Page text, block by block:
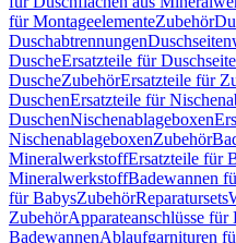
für MontageelementeZubehör
Duschabtrennungen
DuscheErsatzteile für
DuscheZubehörErsatzteile für
DuschenErsatzteile für
DuschenNischenablageboxen
NischenablageboxenZubehör
MineralwerkstoffErsatzteile für
MineralwerkstoffBadewannen
für BabysZubehörReparatursets
ZubehörApparateanschlüsse für
BadewannenAblaufgarnituren